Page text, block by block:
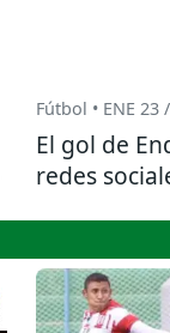
Fútbol • ENE 23
El gol de
redes